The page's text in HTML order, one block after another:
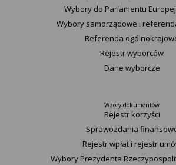
Wybory do Parlamentu
Wybory samorządowe i
Referenda
Rejestr wyborców
Dane wyborcze
Wzory dokumentów
Rejestr korzyści
Sprawozdania
Rejestr wpłat i rejestr
Wybory Prezydenta